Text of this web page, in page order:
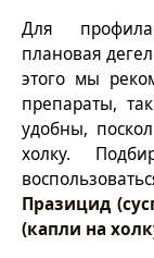
Для
плановая
этого мы
препараты,
удобны,
холку.
Празицид
(капли на